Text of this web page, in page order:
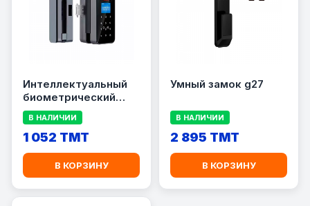
Интеллектуальный
биометрический
замок TUYA B13
В НАЛИЧИИ
1 052 TMT
В КОРЗИНУ
Умный замок g27
В НАЛИЧИИ
2 895 TMT
В КОРЗИНУ